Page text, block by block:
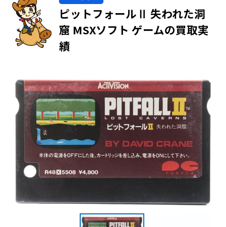
ピットフォールⅡ 失われた洞
窟 MSXソフト ゲームの買取実
績